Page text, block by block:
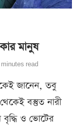
মানুষ
minutes read
জানেন, তবু
বস্তুত নারী
ও ভোটের